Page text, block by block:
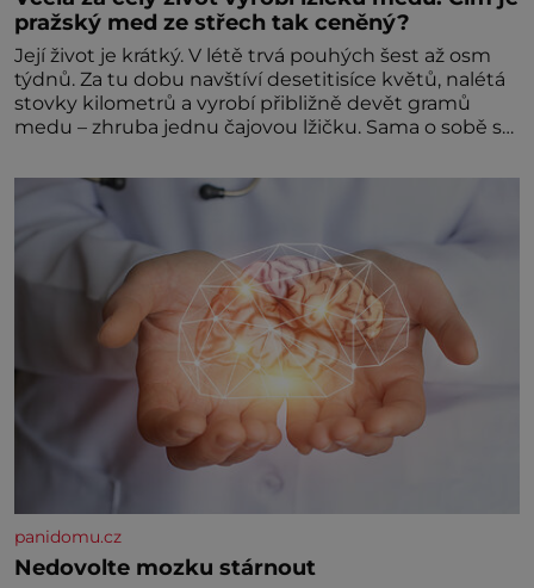
pražský med ze střech tak ceněný?
Její život je krátký. V létě trvá pouhých šest až osm
týdnů. Za tu dobu navštíví desetitisíce květů, nalétá
stovky kilometrů a vyrobí přibližně devět gramů
medu – zhruba jednu čajovou lžičku. Sama o sobě se
dalšími desítkami tisíc příslušnic svého včelstva,
vznikne jeden z nejdokonalejších organismů
panidomu.cz
Nedovolte mozku stárnout